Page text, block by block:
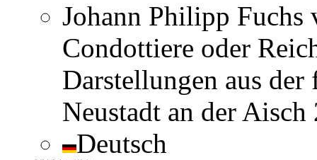
Johann Philipp
Condottiere oder
Darstellungen aus
Neustadt an der
Deutsch